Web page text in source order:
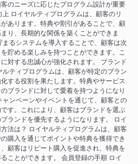
のニーズに応じたプログラム設計が重要
ロイヤルティプログラムは、顧客のリ
あります。特典や割引があることで、顧
り、長期的な関係を築くことができま
るシステムを導入することで、顧客は次
貯める楽しみを持つことができます。こ
対する忠誠心が強化されます。 ブランド
ルティプログラムは、顧客が特定のブラン
する役割を果たします。特典やサービス
ブランドに対して愛着を持つようになり
ャンペーンやイベントを通じて、顧客との
す。これにより、顧客はブランドを選ぶ
ランドを優先するようになります。 ロイ
法は？ ロイヤルティプログラムは、顧客
購入を通じてポイントや特典を獲得でき
顧客はリピート購入を促進され、特典を
ことができます。 会員登録の手順 ロイ